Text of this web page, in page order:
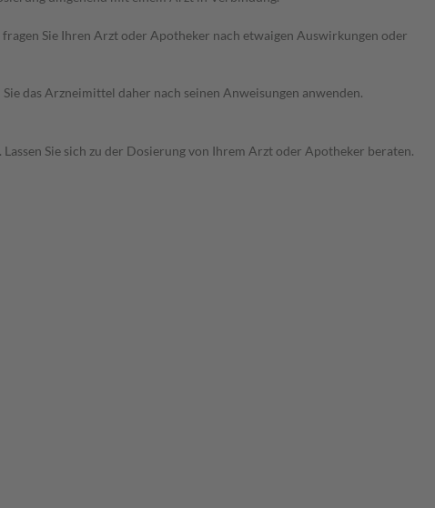
Sie Ihren Arzt oder Apotheker nach etwaigen Auswirkungen oder
das Arzneimittel daher nach seinen Anweisungen anwenden.
Sie sich zu der Dosierung von Ihrem Arzt oder Apotheker beraten.